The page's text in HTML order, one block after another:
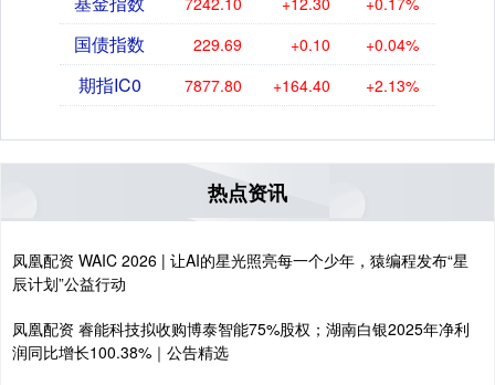
国债指数 229.69 +0.10 +0.04%
期指IC0 7877.80 +164.40 +2.13%
热点资讯
凤凰配资 WAIC 2026 | 让AI的星光照亮每一个少年，猿编程发布“星
辰计划”公益行动
凤凰配资 睿能科技拟收购博泰智能75%股权；湖南白银2025年净利
润同比增长100.38%｜公告精选